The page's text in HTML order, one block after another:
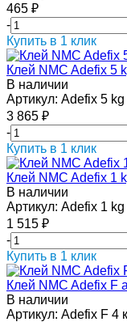
465 ₽
-
Купить в 1 клик
Клей NMC Adefix 5
В наличии
Артикул: Adefix 5
3 865 ₽
-
Купить в 1 клик
Клей NMC Adefix 1
В наличии
Артикул: Adefix 1
1 515 ₽
-
Купить в 1 клик
Клей NMC Adefix F
В наличии
Артикул: Adefix F 4